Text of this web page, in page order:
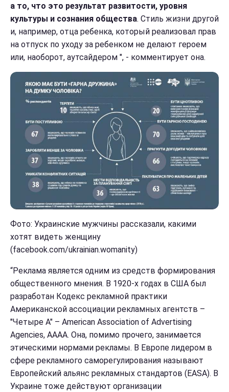
а то, что это результат развитости, уровня
культуры и сознания общества. Стиль жизни другой
и, например, отца ребенка, который реализовал прав
на отпуск по уходу за ребенком не делают героем
или, наоборот, аутсайдером ", - комментирует она.
Фото: Украинские мужчины рассказали, какими
хотят видеть женщину
(facebook.com/ukrainian.womanity)
“Реклама является одним из средств формирования
общественного мнения. В 1920-х годах в США был
разработан Кодекс рекламной практики
Американской ассоциации рекламных агентств –
"Четыре А" – American Association of Advertising
Agencies, АААА. Она, помимо прочего, занимается
этическими нормами рекламы. В Европе лидером в
сфере рекламного саморегулирования называют
Европейский альянс рекламных стандартов (EASA). В
Украине тоже действуют организации